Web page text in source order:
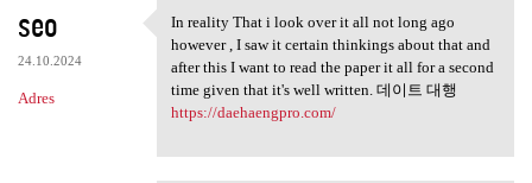
seo
24.10.2024
Adres
In reality That i look over
In reality That i look over it all not long ago
however , I saw it certain thinkings about that and
after this I want to read the paper it all for a second
time given that it's well written. 데이트 대행
https://daehaengpro.com/